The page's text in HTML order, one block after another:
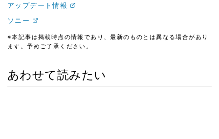
アップデート情報
ソニー
※本記事は掲載時点の情報であり、最新のものとは異なる場合があり
ます。予めご了承ください。
あわせて読みたい